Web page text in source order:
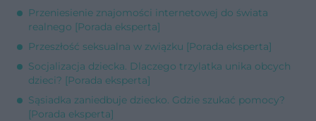
Przeniesienie znajomości internetowej do świata
realnego [Porada eksperta]
Przeszłość seksualna w związku [Porada eksperta]
Socjalizacja dziecka. Dlaczego trzylatka unika obcych
dzieci? [Porada eksperta]
Sąsiadka zaniedbuje dziecko. Gdzie szukać pomocy?
[Porada eksperta]